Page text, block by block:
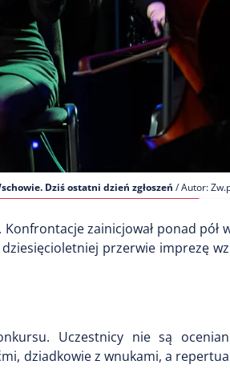
Dziś ostatni dzień zgłoszeń / Autor:
zainicjował ponad pół
przerwie imprezę
Uczestnicy nie są
dziadkowie z wnukami, a